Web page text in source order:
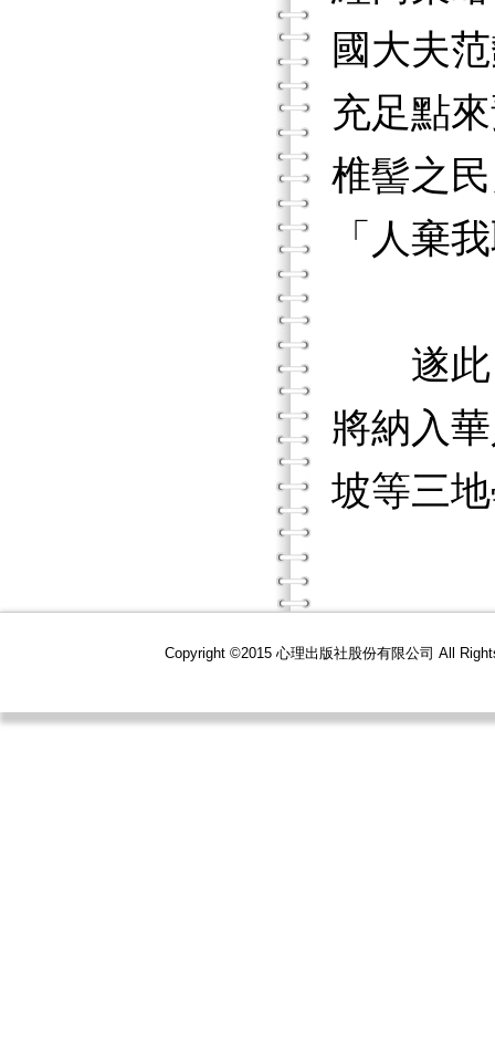
國大夫
充足點
椎髻之
「人棄
遂此，
將納入
坡等三
Copyright ©2015 心理出版社股份有限公司 All